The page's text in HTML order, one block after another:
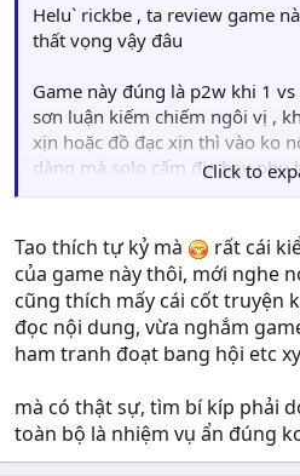
Helu` rickbe , ta review game
thất vọng vậy đâu
Game này đúng là p2w khi 1
sơn luận kiếm chiếm ngôi vị ,
xịn hoặc đồ đạc xịn thì vào ko
dàng mà solo cấm địa hay phụ
để solo cũng không quá khó
Nếu cứ tâm niệm chơi để làm
nào hay sức lực , thì thôi đừng
những người đứng top pvp
hoặc trâu vàng thôi. Còn các
thể là rất hay nhưng sẽ bị hạn
game must have , gò bó lại khả
này cũng phải chấp nhận thôi ,
thì chí có 5 slot :) nhưng cứ yên
Click to
Tao thích tự kỷ mà
rất cái
của game này thôi, mới nghe
cũng thích mấy cái cốt truyện
đọc nội dung, vừa nghắm
ham tranh đoạt bang hội etc
mà có thật sự, tìm bí kíp phải
toàn bộ là nhiệm vụ ẩn đúng